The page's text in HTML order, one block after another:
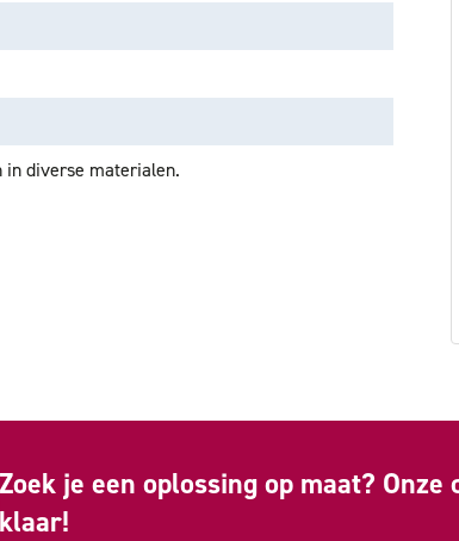
in diverse materialen.
Zoek je een oplossing op maat? Onze
klaar!